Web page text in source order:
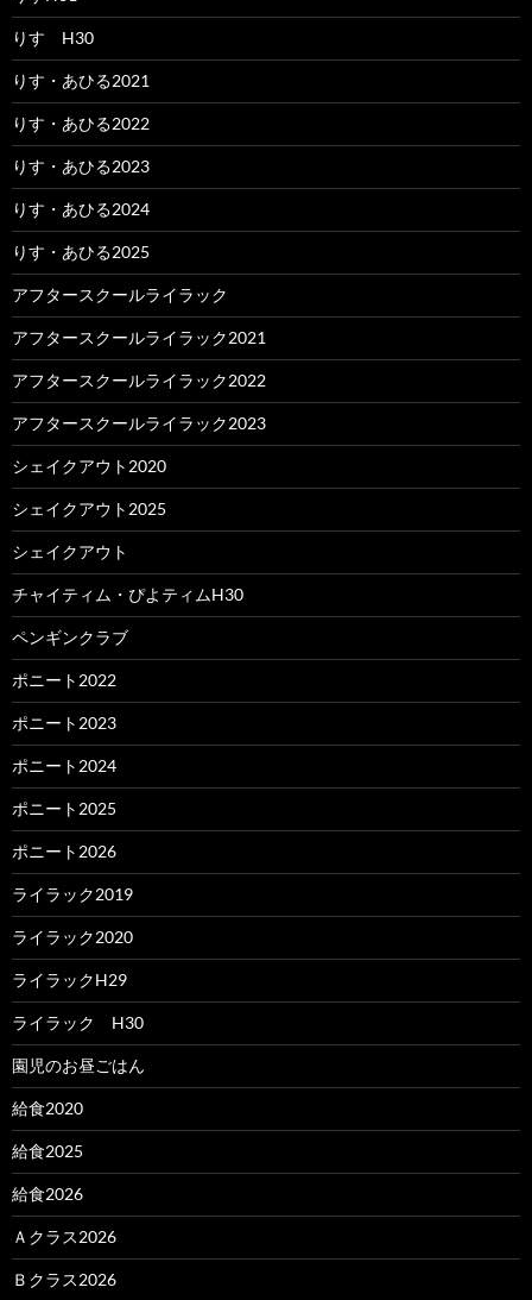
りす H30
りす・あひる2021
りす・あひる2022
りす・あひる2023
りす・あひる2024
りす・あひる2025
アフタースクールライラック
アフタースクールライラック2021
アフタースクールライラック2022
アフタースクールライラック2023
シェイクアウト2020
シェイクアウト2025
シェイクアウト
チャイティム・ぴよティムH30
ペンギンクラブ
ポニート2022
ポニート2023
ポニート2024
ポニート2025
ポニート2026
ライラック2019
ライラック2020
ライラックH29
ライラック H30
園児のお昼ごはん
給食2020
給食2025
給食2026
Ａクラス2026
Ｂクラス2026